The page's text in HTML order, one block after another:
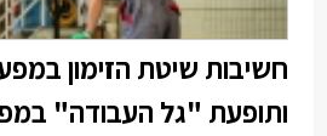
חשיבות שיטת הזימון
ותופעת "גל העבודה"